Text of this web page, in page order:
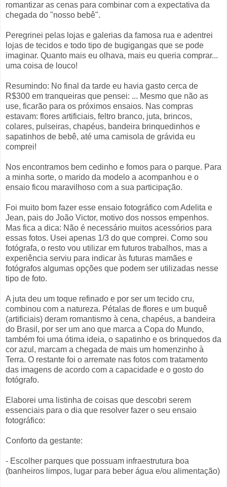
romantizar as cenas para combinar com a expectativa da
chegada do "nosso bebê".
Peregrinei pelas lojas e galerias da famosa rua e adentrei
lojas de tecidos e todo tipo de bugigangas que se pode
imaginar. Quanto mais eu olhava, mais eu queria comprar...
uma coisa de louco!
Resumindo: No final da tarde eu havia gasto cerca de
R$300 em tranqueiras que pensei: ... Mesmo que não as
use, ficarão para os próximos ensaios. Nas compras
estavam: flores artificiais, feltro branco, juta, brincos,
colares, pulseiras, chapéus, bandeira brinquedinhos e
sapatinhos de bebê, até uma camisola de grávida eu
comprei!
Nos encontramos bem cedinho e fomos para o parque. Para
a minha sorte, o marido da modelo a acompanhou e o
ensaio ficou maravilhoso com a sua participação.
Foi muito bom fazer esse ensaio fotográfico com Adelita e
Jean, pais do João Victor, motivo dos nossos empenhos.
Mas fica a dica: Não é necessário muitos acessórios para
essas fotos. Usei apenas 1/3 do que comprei. Como sou
fotógrafa, o resto vou utilizar em futuros trabalhos, mas a
experiência serviu para indicar às futuras mamães e
fotógrafos algumas opções que podem ser utilizadas nesse
tipo de foto.
A juta deu um toque refinado e por ser um tecido cru,
combinou com a natureza. Pétalas de flores e um buquê
(artificiais) deram romantismo à cena, chapéus, a bandeira
do Brasil, por ser um ano que marca a Copa do Mundo,
também foi uma ótima ideia, o sapatinho e os brinquedos da
cor azul, marcam a chegada de mais um homenzinho à
Terra. O restante foi o arremate nas fotos com tratamento
das imagens de acordo com a capacidade e o gosto do
fotógrafo.
Elaborei uma listinha de coisas que descobri serem
essenciais para o dia que resolver fazer o seu ensaio
fotográfico:
Conforto da gestante:
- Escolher parques que possuam infraestrutura boa
(banheiros limpos, lugar para beber água e/ou alimentação)